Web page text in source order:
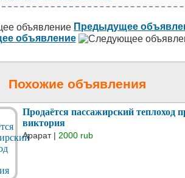
Предыдущее
объявление
Похожие объявления
Продаётся пассажирский теплоход
виктория
Арарат | 2000 rub